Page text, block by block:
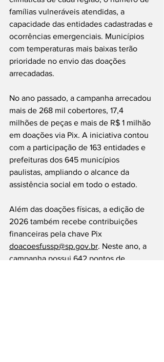
famílias vulneráveis atendidas, a
capacidade das entidades cadastradas e
ocorrências emergenciais. Municípios
com temperaturas mais baixas terão
prioridade no envio das doações
arrecadadas.
No ano passado, a campanha arrecadou
mais de 268 mil cobertores, 17,4
milhões de peças e mais de R$ 1 milhão
em doações via Pix. A iniciativa contou
com a participação de 163 entidades e
prefeituras dos 645 municípios
paulistas, ampliando o alcance da
assistência social em todo o estado.
Além das doações físicas, a edição de
2026 também recebe contribuições
financeiras pela chave Pix
doacoesfussp@sp.gov.br. Neste ano, a
campanha possui 642 pontos de